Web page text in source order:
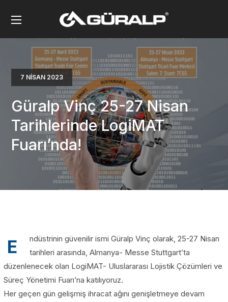
7 NISAN 2023
Güralp Vinç 25-27 Nisan
Tarihlerinde LogiMAT
Fuarı’nda!
E
ndüstrinin güvenilir ismi Güralp Vinç olarak, 25-27 Nisan
tarihleri arasında, Almanya- Messe Stuttgart’ta
düzenlenecek olan LogiMAT- Uluslararası Lojistik Çözümleri ve
Süreç Yönetimi Fuarı’na katılıyoruz.
Her geçen gün gelişmiş ihracat ağını genişletmeye devam